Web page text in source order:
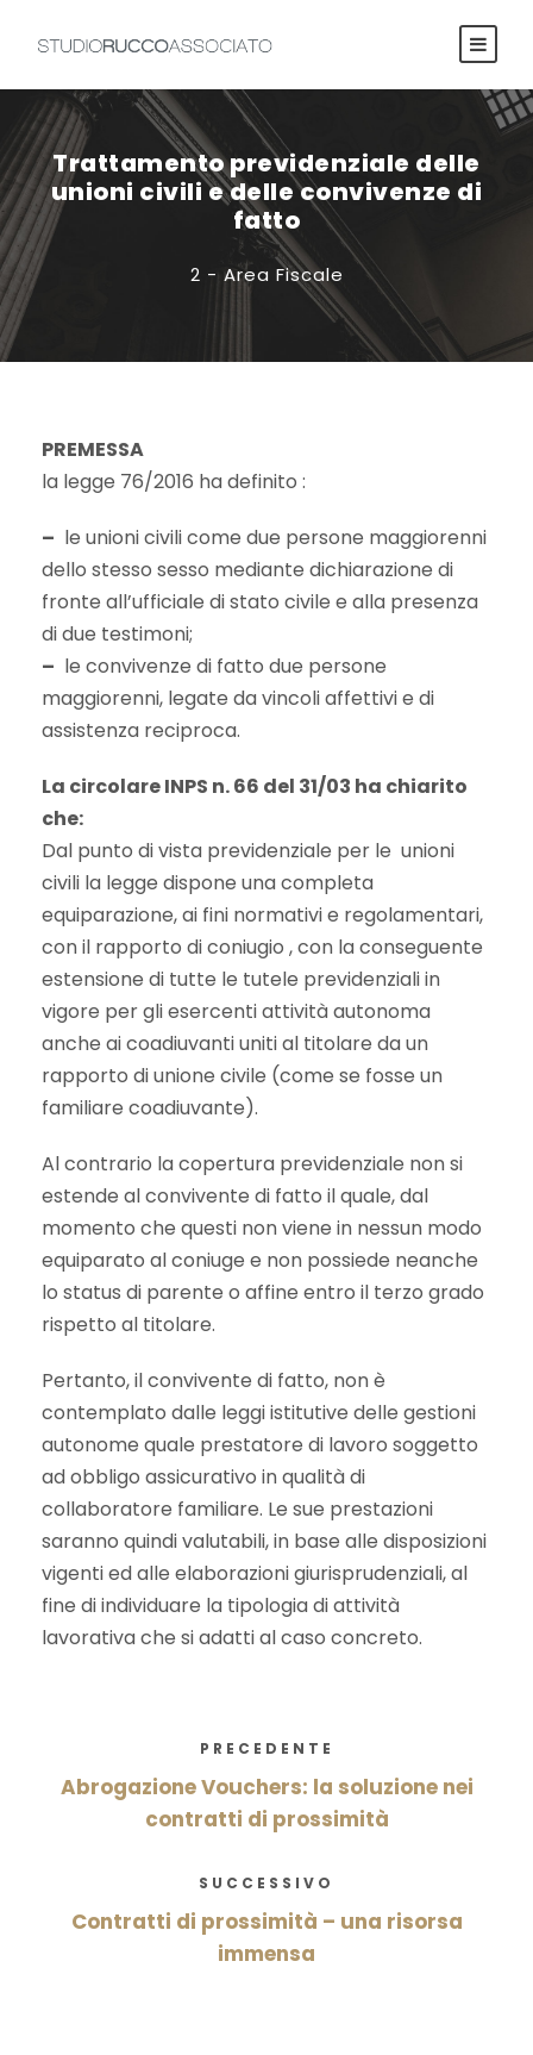
Trattamento previdenziale delle
unioni civili e delle convivenze di
fatto
2 - Area Fiscale
PREMESSA
la legge 76/2016 ha definito :
– le unioni civili come due persone maggiorenni
dello stesso sesso mediante dichiarazione di
fronte all’ufficiale di stato civile e alla presenza
di due testimoni;
– le convivenze di fatto due persone
maggiorenni, legate da vincoli affettivi e di
assistenza reciproca.
La circolare INPS n. 66 del 31/03 ha chiarito
che:
Dal punto di vista previdenziale per le unioni
civili la legge dispone una completa
equiparazione, ai fini normativi e regolamentari,
con il rapporto di coniugio , con la conseguente
estensione di tutte le tutele previdenziali in
vigore per gli esercenti attività autonoma
anche ai coadiuvanti uniti al titolare da un
rapporto di unione civile (come se fosse un
familiare coadiuvante).
Al contrario la copertura previdenziale non si
estende al convivente di fatto il quale, dal
momento che questi non viene in nessun modo
equiparato al coniuge e non possiede neanche
lo status di parente o affine entro il terzo grado
rispetto al titolare.
Pertanto, il convivente di fatto, non è
contemplato dalle leggi istitutive delle gestioni
autonome quale prestatore di lavoro soggetto
ad obbligo assicurativo in qualità di
collaboratore familiare. Le sue prestazioni
saranno quindi valutabili, in base alle disposizioni
vigenti ed alle elaborazioni giurisprudenziali, al
fine di individuare la tipologia di attività
lavorativa che si adatti al caso concreto.
PRECEDENTE
Abrogazione Vouchers: la soluzione nei
contratti di prossimità
SUCCESSIVO
Contratti di prossimità – una risorsa
immensa